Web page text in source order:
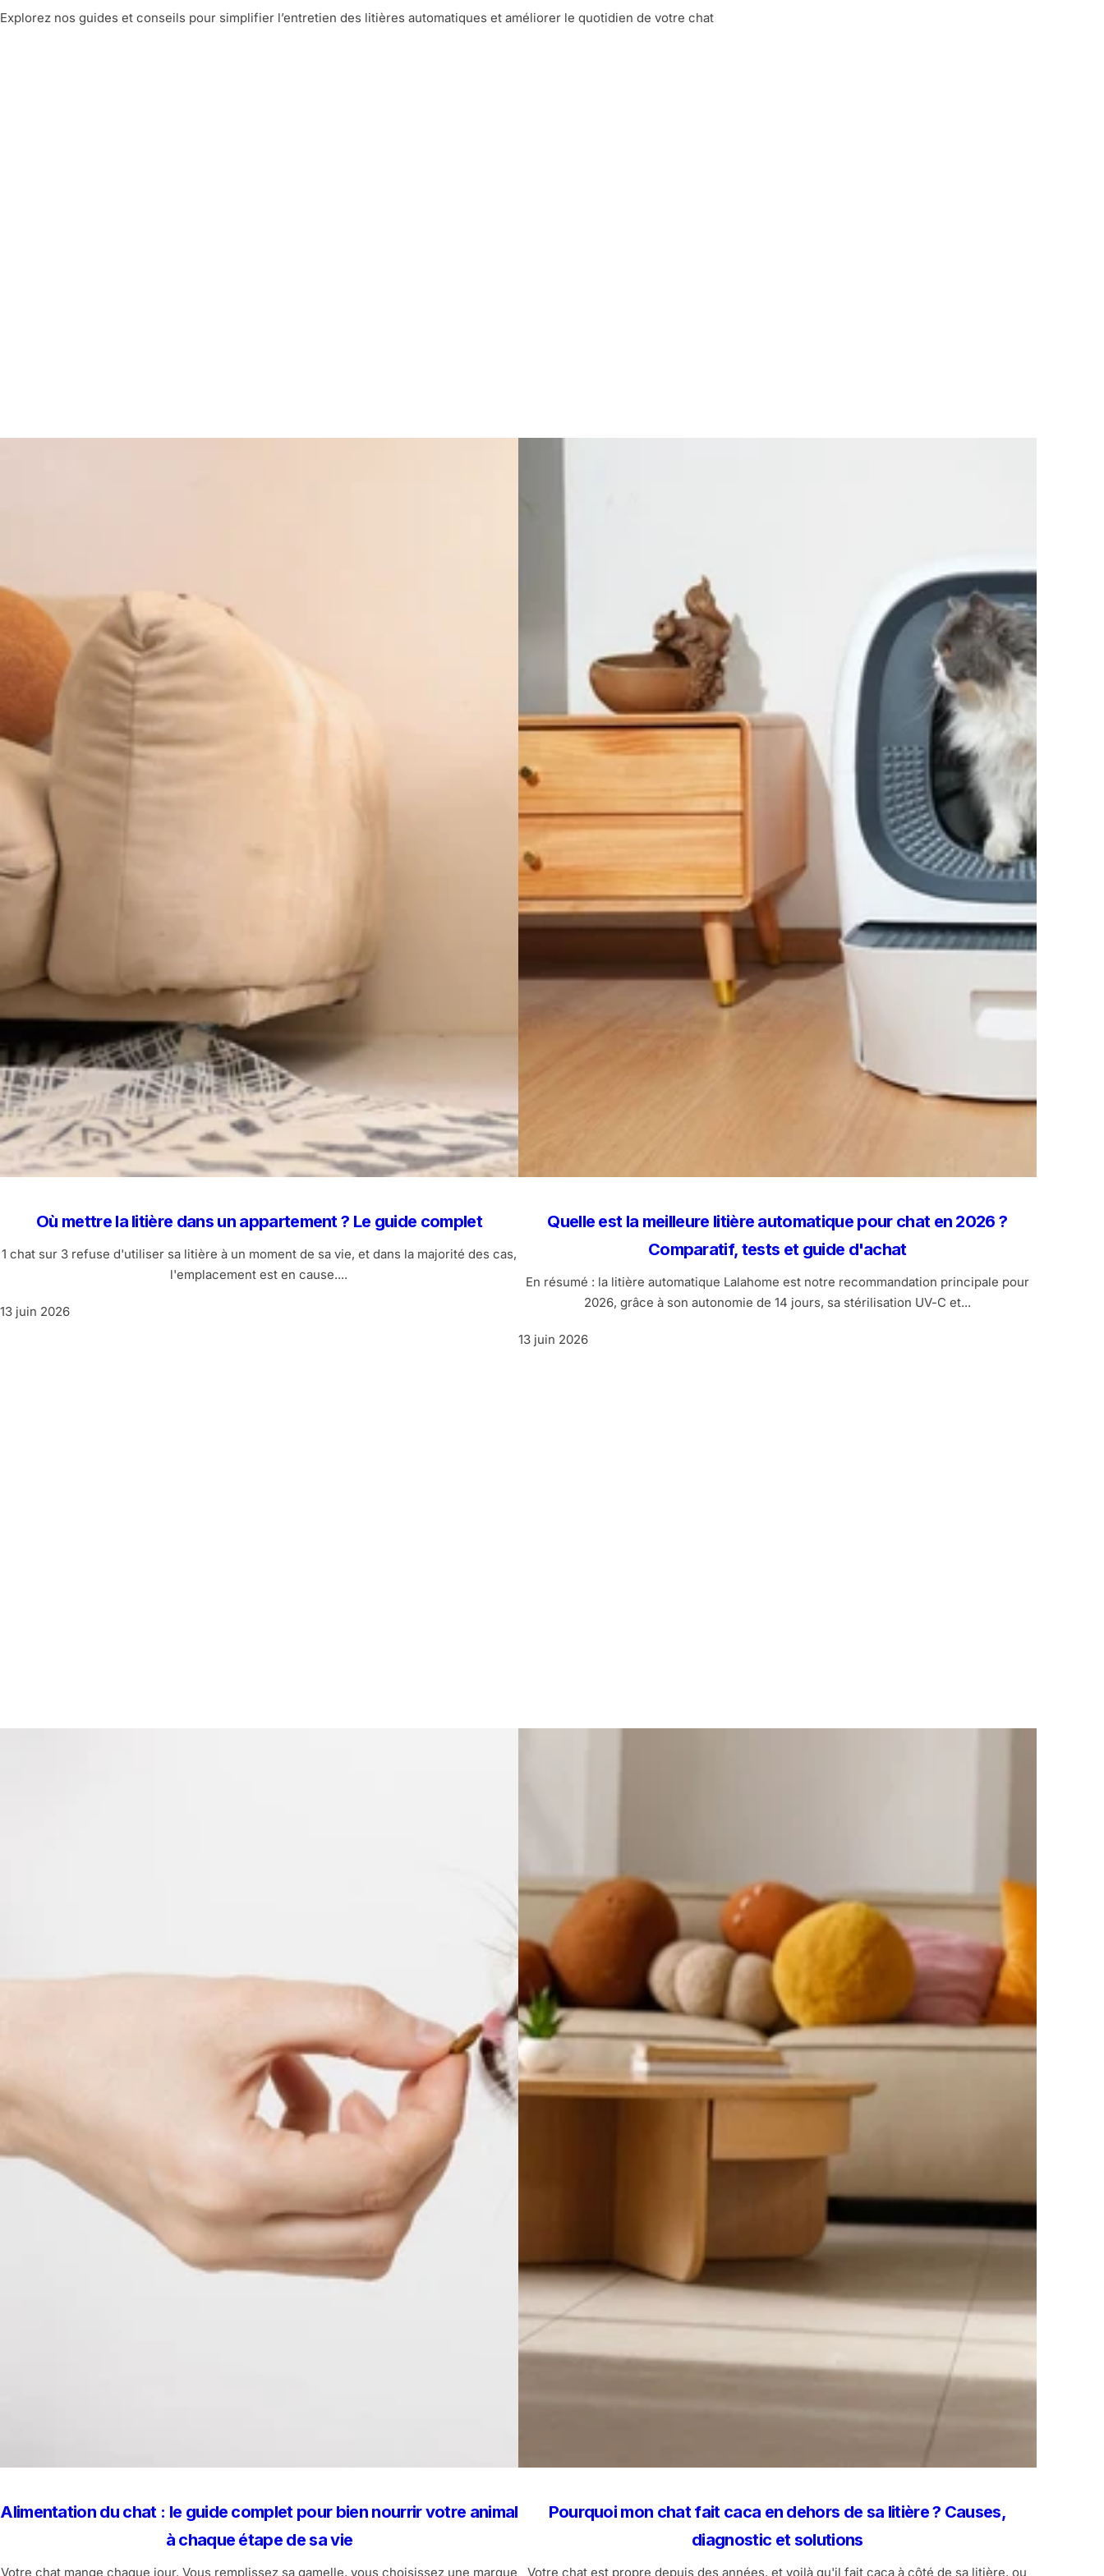
Explorez nos guides et conseils pour simplifier l’entretien des litières automatiques et améliorer le quotidien de votre chat
Où mettre la litière dans un appartement ? Le guide complet
1 chat sur 3 refuse d'utiliser sa litière à un moment de sa vie, et dans la majorité des cas,
l'emplacement est en cause....
13 juin 2026
Quelle est la meilleure litière automatique pour chat en 2026 ?
Comparatif, tests et guide d'achat
En résumé : la litière automatique Lalahome est notre recommandation principale pour
2026, grâce à son autonomie de 14 jours, sa stérilisation UV-C et...
13 juin 2026
Alimentation du chat : le guide complet pour bien nourrir votre animal
à chaque étape de sa vie
Votre chat mange chaque jour. Vous remplissez sa gamelle, vous choisissez une marque
Pourquoi mon chat fait caca en dehors de sa litière ? Causes,
diagnostic et solutions
Votre chat est propre depuis des années, et voilà qu'il fait caca à côté de sa litière, ou